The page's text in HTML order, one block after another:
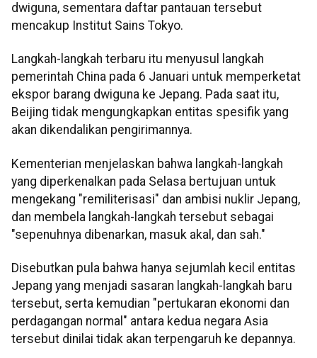
dwiguna, sementara daftar pantauan tersebut
mencakup Institut Sains Tokyo.
Langkah-langkah terbaru itu menyusul langkah
pemerintah China pada 6 Januari untuk memperketat
ekspor barang dwiguna ke Jepang. Pada saat itu,
Beijing tidak mengungkapkan entitas spesifik yang
akan dikendalikan pengirimannya.
Kementerian menjelaskan bahwa langkah-langkah
yang diperkenalkan pada Selasa bertujuan untuk
mengekang "remiliterisasi" dan ambisi nuklir Jepang,
dan membela langkah-langkah tersebut sebagai
"sepenuhnya dibenarkan, masuk akal, dan sah."
Disebutkan pula bahwa hanya sejumlah kecil entitas
Jepang yang menjadi sasaran langkah-langkah baru
tersebut, serta kemudian "pertukaran ekonomi dan
perdagangan normal" antara kedua negara Asia
tersebut dinilai tidak akan terpengaruh ke depannya.